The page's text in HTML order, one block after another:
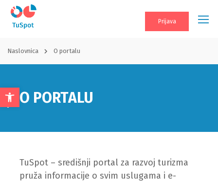
Open
toolbar
Prijava
Naslovnica O portalu
O PORTALU
TuSpot – središnji portal za razvoj turizma
pruža informacije o svim uslugama i e-